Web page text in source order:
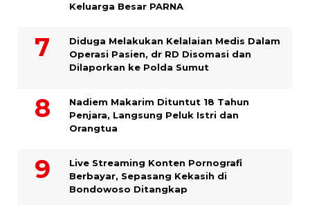
Keluarga Besar PARNA
Diduga Melakukan Kelalaian Medis Dalam
Operasi Pasien, dr RD Disomasi dan
Dilaporkan ke Polda Sumut
​Nadiem Makarim Dituntut 18 Tahun
Penjara, Langsung Peluk Istri dan
Orangtua
Live Streaming Konten Pornografi
Berbayar, Sepasang Kekasih di
Bondowoso Ditangkap